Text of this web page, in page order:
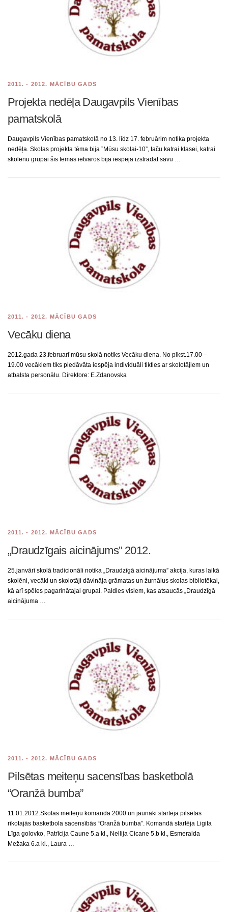
2011. - 2012. MĀCĪBU GADS
Projekta nedēļa Daugavpils Vienības
pamatskolā
Daugavpils Vienības pamatskolā no 13. līdz 17. februārim notika projekta
nedēļa. Skolas projekta tēma bija ”Mūsu skolai-10”, taču katrai klasei, katrai
skolēnu grupai šīs tēmas ietvaros bija iespēja izstrādāt savu …
2011. - 2012. MĀCĪBU GADS
Vecāku diena
2012.gada 23.februarī mūsu skolā notiks Vecāku diena. No plkst.17.00 –
19.00 vecākiem tiks piedāvāta iespēja individuāli tikties ar skolotājiem un
atbalsta personālu. Direktore: E.Zdanovska
2011. - 2012. MĀCĪBU GADS
„Draudzīgais aicinājums” 2012.
25.janvārī skolā tradicionāli notika „Draudzīgā aicinājuma” akcija, kuras laikā
skolēni, vecāki un skolotāji dāvināja grāmatas un žurnālus skolas bibliotēkai,
kā arī spēles pagarinātajai grupai. Paldies visiem, kas atsaucās „Draudzīgā
aicinājuma …
2011. - 2012. MĀCĪBU GADS
Pilsētas meiteņu sacensības basketbolā
“Oranžā bumba”
11.01.2012.Skolas meiteņu komanda 2000.un jaunāki startēja pilsētas
rīkotajās basketbola sacensībās “Oranžā bumba”. Komandā startēja Ligita
Līga golovko, Patrīcija Caune 5.a kl., Nellija Cicane 5.b kl., Esmeralda
Mežaka 6.a kl., Laura …